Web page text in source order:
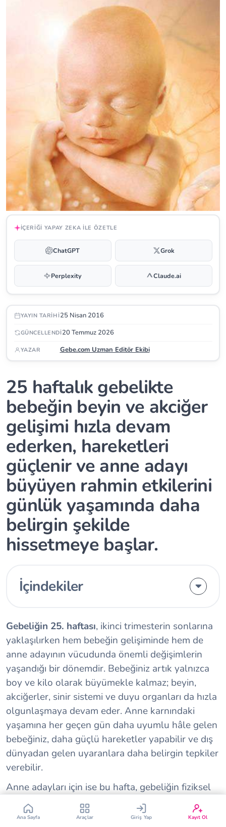
22.
Hafta
24.
Hafta
26.
Hafta Hafta Hafta
İÇERIĞI YAPAY ZEKA ILE ÖZETLE
ChatGPT Grok
Perplexity Claude.ai
YAYIN TARIHI25 Nisan 2016
GÜNCELLENDI20 Temmuz 2026
YAZAR Gebe.com Uzman Editör Ekibi
25 haftalık gebelikte
bebeğin beyin ve akciğer
gelişimi hızla devam
ederken, hareketleri
güçlenir ve anne adayı
büyüyen rahmin etkilerini
günlük yaşamında daha
belirgin şekilde
hissetmeye başlar.
İçindekiler
Gebeliğin 25. haftası, ikinci trimesterin sonlarına
yaklaşılırken hem bebeğin gelişiminde hem de
anne adayının vücudunda önemli değişimlerin
yaşandığı bir dönemdir. Bebeğiniz artık yalnızca
boy ve kilo olarak büyümekle kalmaz; beyin,
akciğerler, sinir sistemi ve duyu organları da hızla
olgunlaşmaya devam eder. Anne karnındaki
yaşamına her geçen gün daha uyumlu hâle gelen
bebeğiniz, daha güçlü hareketler yapabilir ve dış
dünyadan gelen uyaranlara daha belirgin tepkiler
verebilir.
Anne adayları için ise bu hafta, gebeliğin fiziksel
olarak daha fazla hissedildiği bir süreçtir.
Büyüyen rahim nedeniyle sırt ve bel bölgesindeki
Hafta
5.
Hafta
7.
Hafta
Çin Takvimi Bebek İsim Bulucu
Bebek Burcu
Vücut Kitle Endeksi Gebelik Hesaplama
Ana Sayfa Araçlar Giriş Yap Kayıt Ol